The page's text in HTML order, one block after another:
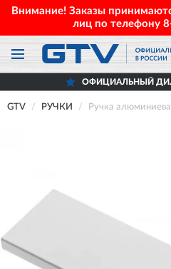
Внимание! Заказы
лиц по телефону
ОФИЦИАЛЬНЫЙ
GTV РУЧКИ Ручка